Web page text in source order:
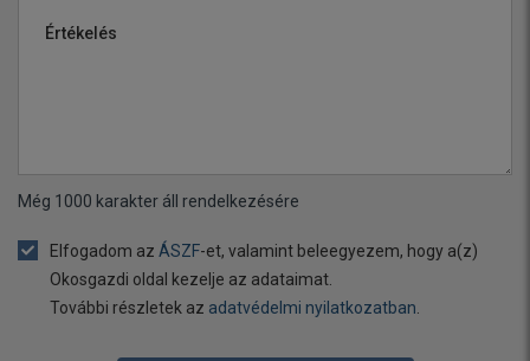
Értékelés
Még 1000 karakter áll rendelkezésére
Elfogadom az ÁSZF-et, valamint beleegyezem, hogy a(z)
Okosgazdi oldal kezelje az adataimat.
További részletek az adatvédelmi nyilatkozatban